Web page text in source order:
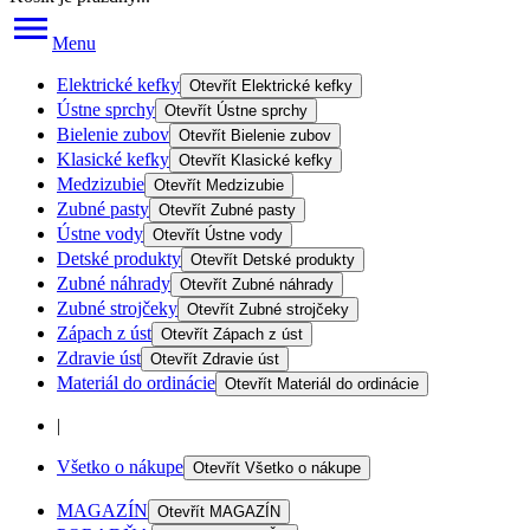
Menu
Elektrické kefky Otevřít Elektrické kefky
Ústne sprchy Otevřít Ústne sprchy
Bielenie zubov Otevřít Bielenie zubov
Klasické kefky Otevřít Klasické kefky
Medzizubie Otevřít Medzizubie
Zubné pasty Otevřít Zubné pasty
Ústne vody Otevřít Ústne vody
Detské produkty Otevřít Detské produkty
Zubné náhrady Otevřít Zubné náhrady
Zubné strojčeky Otevřít Zubné strojčeky
Zápach z úst Otevřít Zápach z úst
Zdravie úst Otevřít Zdravie úst
Materiál do ordinácie Otevřít Materiál do ordinácie
|
Všetko o nákupe Otevřít Všetko o nákupe
MAGAZÍN Otevřít MAGAZÍN